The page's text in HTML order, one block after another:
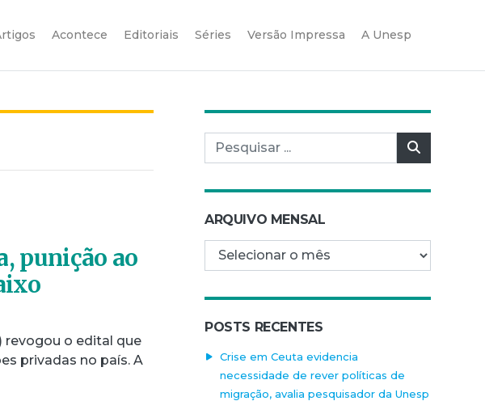
Acontece Editoriais Séries Versão Impressa A Unesp
punição ao
revogou o edital que
privadas no país. A
Pesquisar por:
ARQUIVO MENSAL
Arquivo mensal
POSTS RECENTES
Crise em Ceuta evidencia
necessidade de rever políticas de
migração, avalia pesquisador da Unesp